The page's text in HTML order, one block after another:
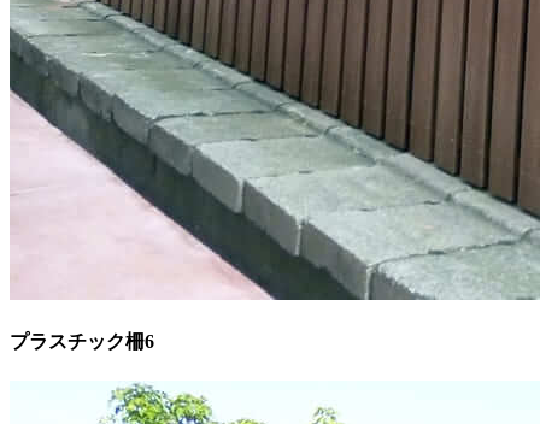
プラスチック柵6